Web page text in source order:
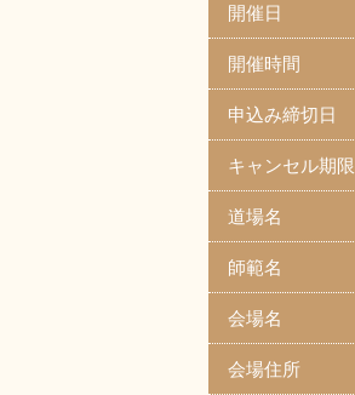
開催日
開催時間
申込み締切日
キャンセル期限
道場名
師範名
会場名
会場住所